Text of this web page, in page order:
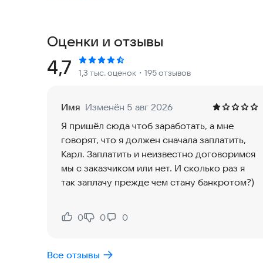
Вы ищете работу или подработку? Вы профи
Зарегистрируйтесь в приложении, заполните
объявление и принимать заявки. Вы можете
🔹 помощь с детьми и домом (ассистент,
🔹 индустрия красоты (мастер маникюра,
🔹 ремонт и строительство (клининг,
🔹 переезд
🔹 клининг
и многое другое
ЗАКАЗЧИКАМ
видеооператор
Оценки и отзывы
Рейтинг:
4,7 1,3 тыс. оценок ・195 отзывов
Имя Изменён 5 авг 2026
Я пришёл сюда чтоб заработать, а мне
говорят, что я должен сначала заплатить,
Карл. Заплатить и неизвестно договоримся
мы с заказчиком или нет. И сколько раз я
так заплачу прежде чем стану банкротом?)
Нравится:
0
Не нравится:
0 0
Все отзывы